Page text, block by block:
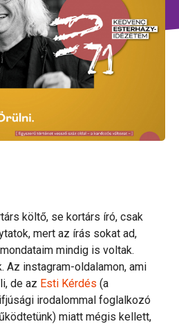
költő, se kortárs író, csak
mert az írás sokat ad,
mindig is voltak.
Az instagram-oldalamon, ami
de az Esti Kérdés (a
irodalommal foglalkozó
miatt mégis kellett,